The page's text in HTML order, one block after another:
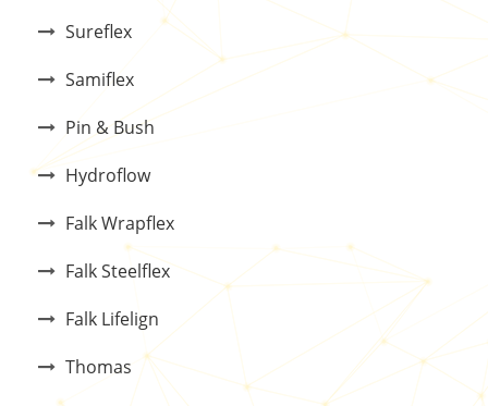
Sureflex
Samiflex
Pin & Bush
Hydroflow
Falk Wrapflex
Falk Steelflex
Falk Lifelign
Thomas